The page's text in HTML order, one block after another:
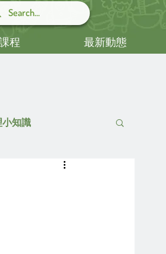
程 最新動態
小知識